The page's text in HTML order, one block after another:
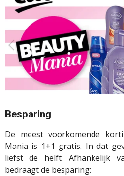
Besparing
De meest voorkomende
Mania is 1+1 gratis. In dat
liefst de helft. Afhankelijk
bedraagt de besparing: